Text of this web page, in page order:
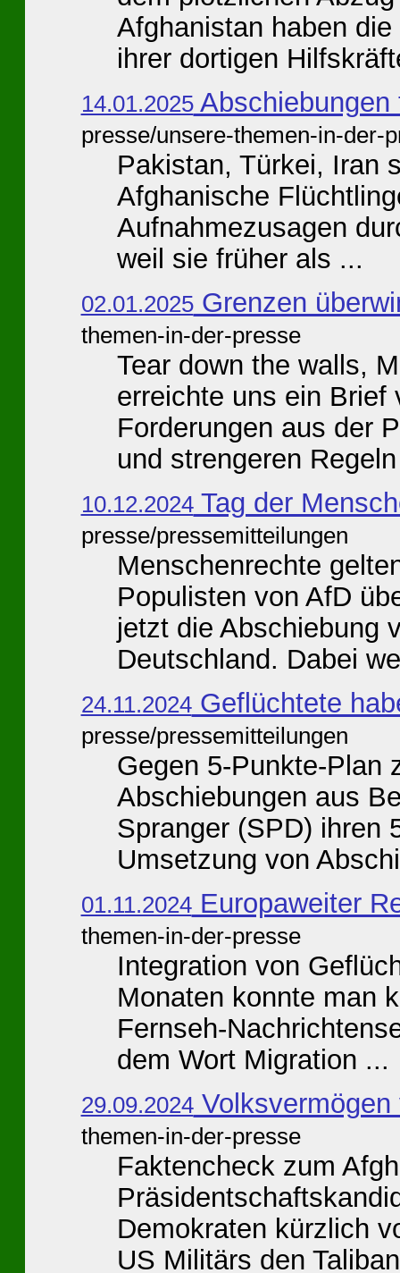
Afghanistan haben
ihrer dortigen
14.01.2025Abschiebungen
presse/unsere-themen-in-der-
Pakistan, Türkei, Iran
Afghanische
Aufnahmezusagen
weil sie früher als ...
02.01.2025Grenzen
themen-in-der-presse
Tear down the walls,
erreichte uns ein Brief
Forderungen aus der
und strengeren
10.12.2024Tag der
presse/pressemitteilungen
Menschenrechte
Populisten von AfD
jetzt die Abschiebung
Deutschland. Dabei
24.11.2024Geflüchtete
presse/pressemitteilungen
Gegen 5-Punkte-Plan
Abschiebungen aus
Spranger (SPD) ihren
Umsetzung von
01.11.2024Europaweiter
themen-in-der-presse
Integration von
Monaten konnte man
Fernseh-
dem Wort Migration ...
29.09.2024Volksvermögen
themen-in-der-presse
Faktencheck zum
Demokraten kürzlich
US Militärs den